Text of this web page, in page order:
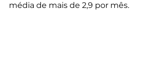
média de mais de 2,9 por mês.